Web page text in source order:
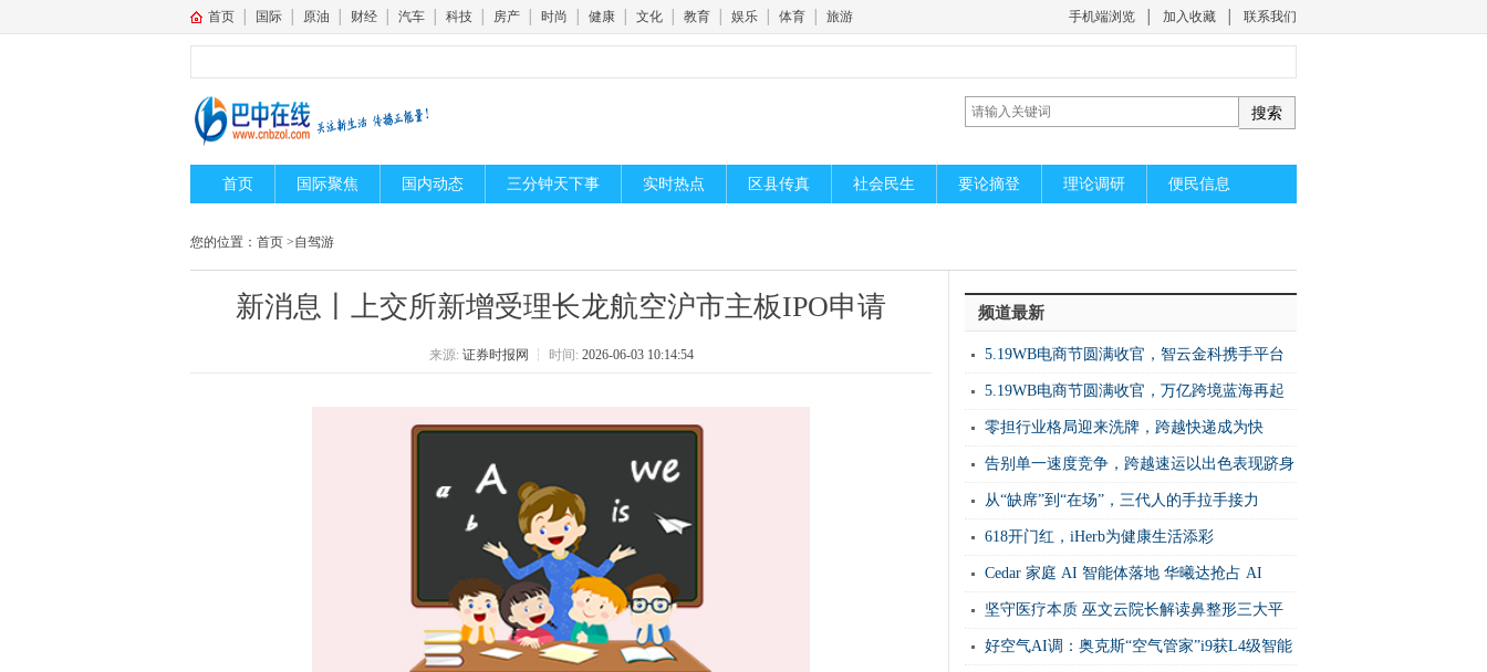
首页 国际 原油 财经 汽车 科技 房产 时尚 健康 文化 教育 娱乐 体育 旅游 手机端浏览 加入收藏 联系我们
首页 国际聚焦 国内动态 三分钟天下事 实时热点 区县传真 社会民生 要论摘登 理论调研 便民信息
您的位置： 首页 >自驾游
新消息丨上交所新增受理长龙航空沪市主板IPO申请
来源: 证券时报网 ┆ 时间: 2026-06-03 10:14:54
频道最新
5.19WB电商节圆满收官，智云金科携手平台
开启万亿蓝海新机遇
5.19WB电商节圆满收官，万亿跨境蓝海再起
新篇！
零担行业格局迎来洗牌，跨越快递成为快
运“增速之王”
​告别单一速度竞争，跨越速运以出色表现跻身
2026中国快运10强
从“缺席”到“在场”，三代人的手拉手接力
618开门红，iHerb为健康生活添彩
Cedar 家庭 AI 智能体落地 华曦达抢占 AI
Home 生态核心制高点
坚守医疗本质 巫文云院长解读鼻整形三大平
衡法则
好空气AI调：奥克斯“空气管家”i9获L4级智能